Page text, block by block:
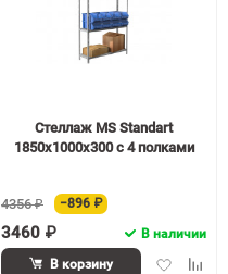
Стеллаж MS Standart
1850х1000х300 c 4 полками
4356 ₽ −896 ₽
3460 ₽ В наличии
Добавить
В корзину